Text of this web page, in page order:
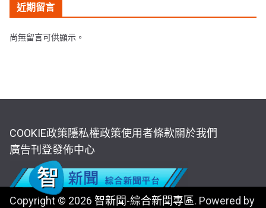
近期留言
尚無留言可供顯示。
COOKIE政策隱私權政策使用者條款關於我們
廣告刊登發佈中心
Copyright © 2026 智新聞-綜合新聞專區. Powered by